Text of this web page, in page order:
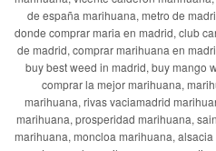
de españa marihuana, metro de
donde comprar maria en madrid, club
de madrid, comprar marihuana en
buy best weed in madrid, buy mango
comprar la mejor marihuana,
marihuana, rivas vaciamadrid
marihuana, prosperidad marihuana,
marihuana, moncloa marihuana,